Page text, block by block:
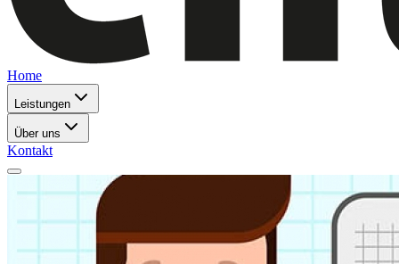
Home
Leistungen
Über uns
Kontakt